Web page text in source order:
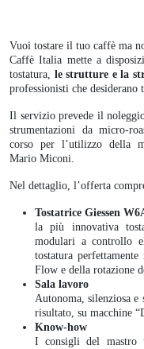
Vuoi tostare il tuo caffè ma
Caffè Italia mette a
tostatura, le strutture e la
professionisti che
Il servizio prevede il
strumentazioni da micro-
corso per l’utilizzo della
Mario Miconi.
Nel dettaglio, l’offerta
Tostatrice Giessen
la più innovativa
modulari a controllo
tostatura
Flow e della rotazione
Sala lavoro
Autonoma, silenziosa e
risultato, su macchine
Know-how
I consigli del mastro